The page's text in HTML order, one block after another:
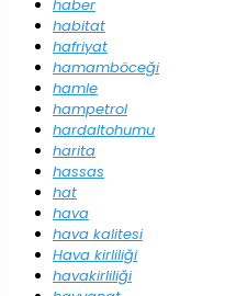
haber
habitat
hafriyat
hamamböceği
hamle
hampetrol
hardaltohumu
harita
hassas
hat
hava
hava kalitesi
Hava kirliliği
havakirliliği